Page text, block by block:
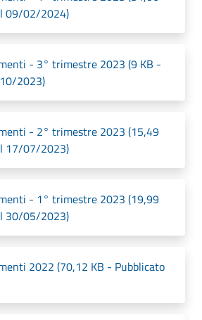
09/02/2024)
- 3° trimestre 2023 (9 KB -
2023)
- 2° trimestre 2023 (15,49
17/07/2023)
- 1° trimestre 2023 (19,99
30/05/2023)
2022 (70,12 KB - Pubblicato